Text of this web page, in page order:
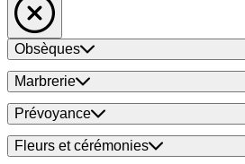
Obsèques
Marbrerie
Prévoyance
Fleurs et cérémonies